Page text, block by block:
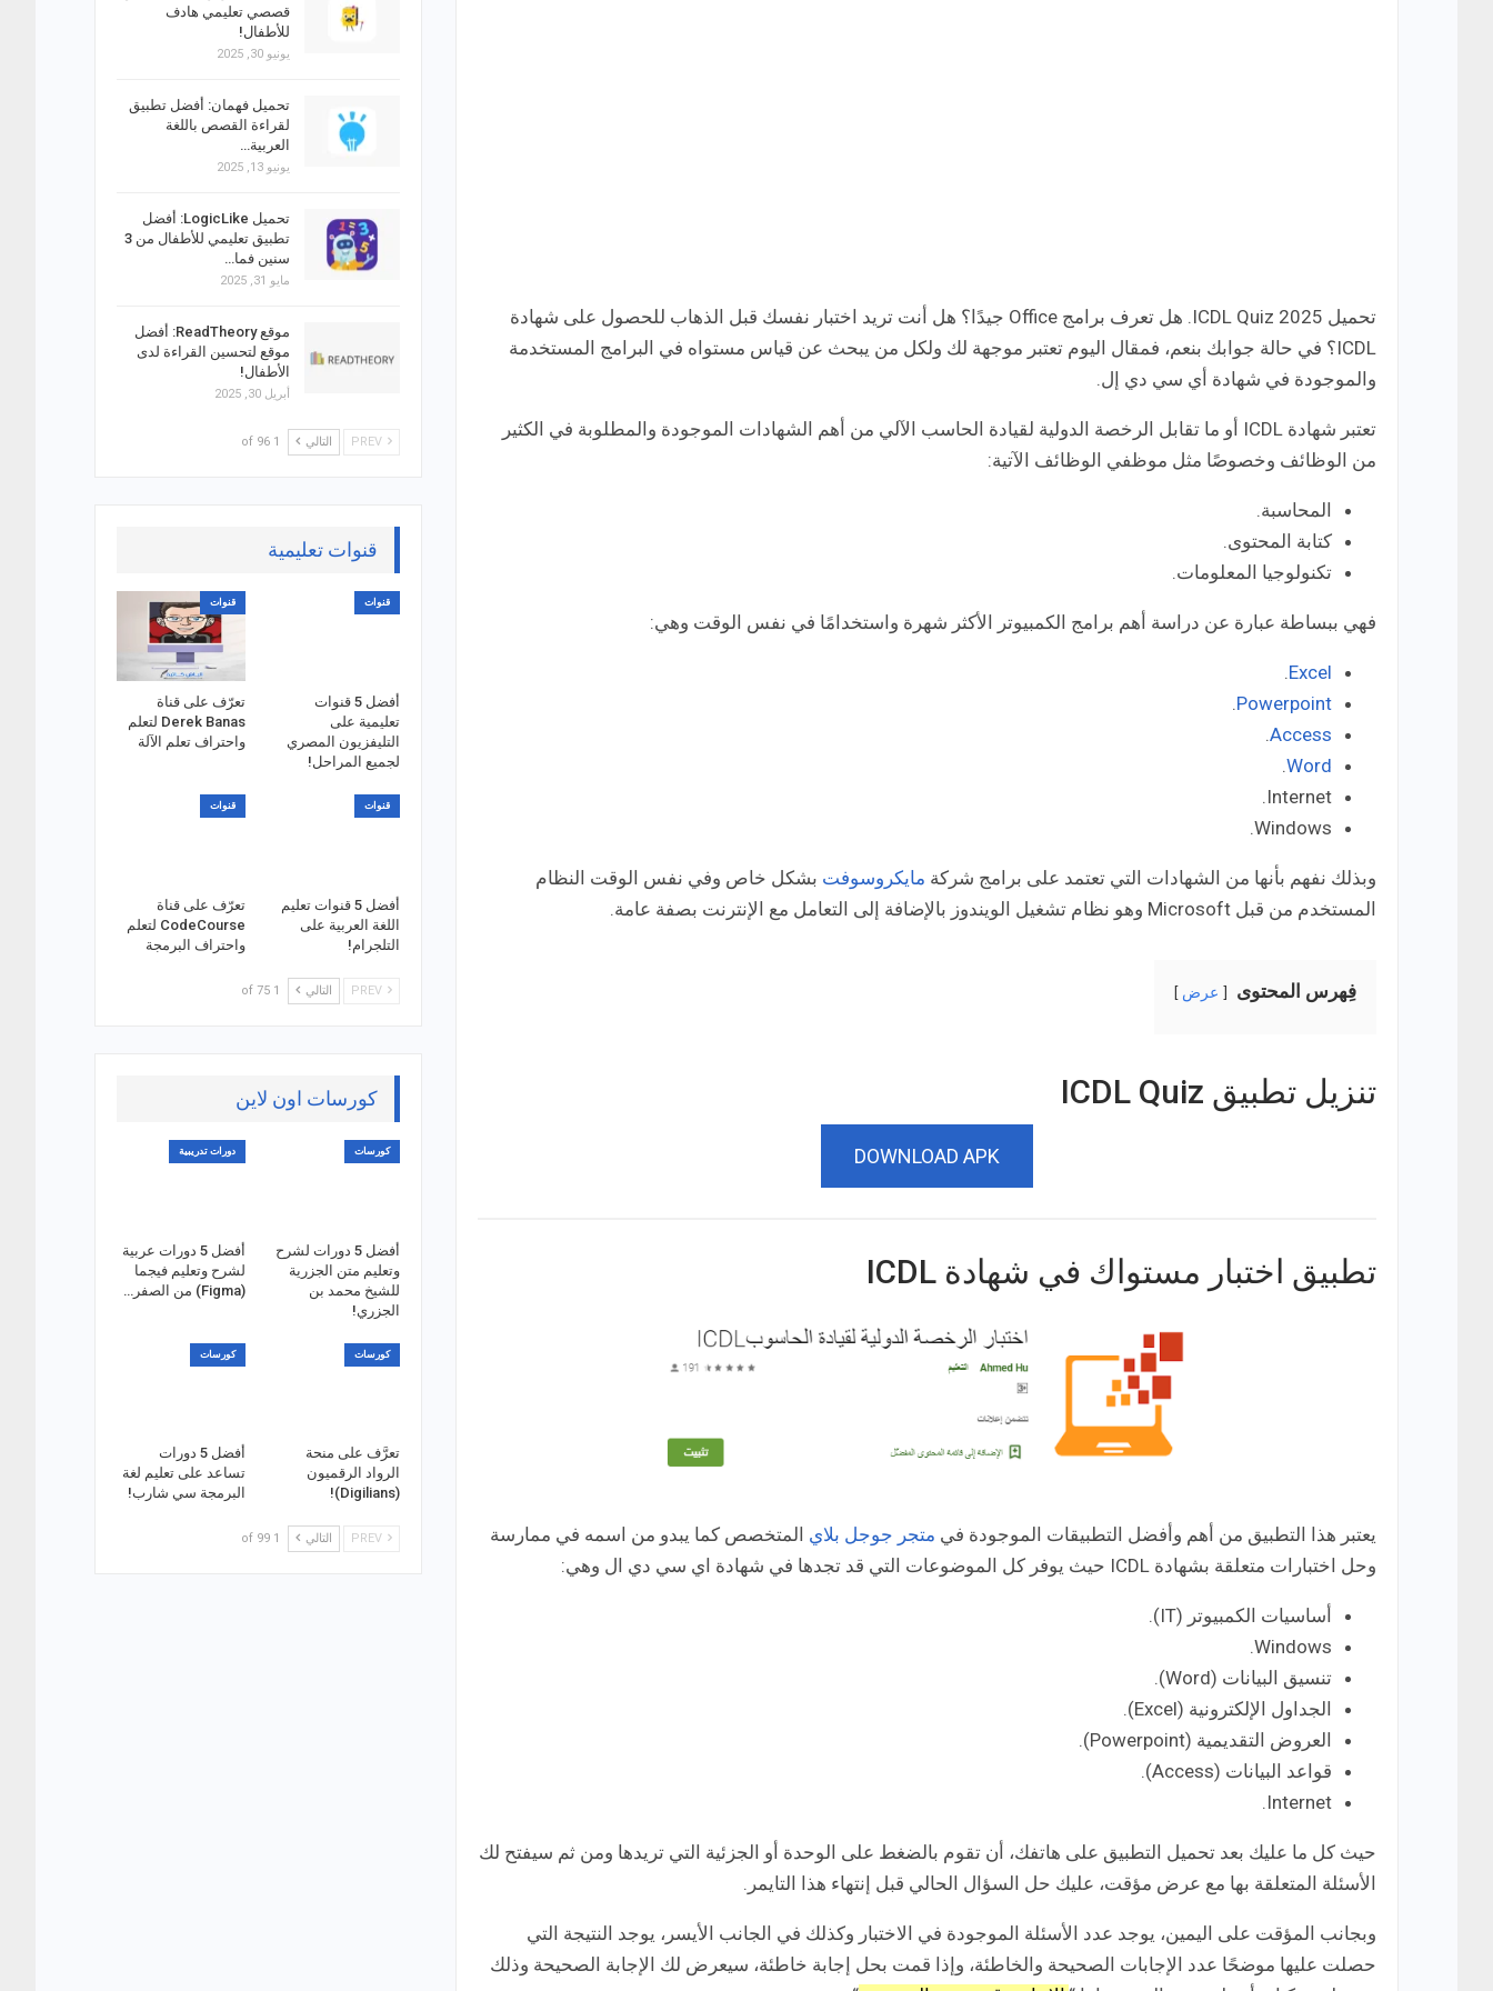
تحميل ICDL Quiz 2025. هل تعرف برامج Office جيدًا؟ هل أنت تريد اختبار نفسك قبل الذهاب للحصول على شهادة
ICDL؟ في حالة جوابك بنعم، فمقال اليوم تعتبر موجهة لك ولكل من يبحث عن قياس مستواه في البرامج المستخدمة
والموجودة في شهادة أي سي دي إل.
تعتبر شهادة ICDL أو ما تقابل الرخصة الدولية لقيادة الحاسب الآلي من أهم الشهادات الموجودة والمطلوبة في الكثير
من الوظائف وخصوصًا مثل موظفي الوظائف الآتية:
المحاسبة.
كتابة المحتوى.
تكنولوجيا المعلومات.
فهي ببساطة عبارة عن دراسة أهم برامج الكمبيوتر الأكثر شهرة واستخدامًا في نفس الوقت وهي:
Excel
.
Powerpoint
.
Access
.
Word
.
Internet.
Windows.
وبذلك نفهم بأنها من الشهادات التي تعتمد على برامج شركة مايكروسوفت بشكل خاص وفي نفس الوقت النظام
المستخدم من قبل Microsoft وهو نظام تشغيل الويندوز بالإضافة إلى التعامل مع الإنترنت بصفة عامة.
فِهرس المحتوى عرض
تنزيل تطبيق ICDL Quiz
DOWNLOAD APK
تطبيق اختبار مستواك في شهادة ICDL
يعتبر هذا التطبيق من أهم وأفضل التطبيقات الموجودة في متجر جوجل بلاي المتخصص كما يبدو من اسمه في ممارسة
وحل اختبارات متعلقة بشهادة ICDL حيث يوفر كل الموضوعات التي قد تجدها في شهادة اي سي دي ال وهي:
أساسيات الكمبيوتر (IT).
Windows.
تنسيق البيانات (Word).
الجداول الإلكترونية (Excel).
العروض التقديمية (Powerpoint).
قواعد البيانات (Access).
Internet.
حيث كل ما عليك بعد تحميل التطبيق على هاتفك، أن تقوم بالضغط على الوحدة أو الجزئية التي تريدها ومن ثم سيفتح لك
الأسئلة المتعلقة بها مع عرض مؤقت، عليك حل السؤال الحالي قبل إنتهاء هذا التايمر.
وبجانب المؤقت على اليمين، يوجد عدد الأسئلة الموجودة في الاختبار وكذلك في الجانب الأيسر، يوجد النتيجة التي
حصلت عليها موضحًا عدد الإجابات الصحيحة والخاطئة، وإذا قمت بحل إجابة خاطئة، سيعرض لك الإجابة الصحيحة وذلك
قصصي تعليمي هادف
للأطفال!
يونيو 30, 2025
تحميل فهمان: أفضل تطبيق
لقراءة القصص باللغة
العربية…
يونيو 13, 2025
تحميل LogicLike: أفضل
تطبيق تعليمي للأطفال من 3
سنين فما…
مايو 31, 2025
موقع ReadTheory: أفضل
موقع لتحسين القراءة لدى
الأطفال!
أبريل 30, 2025
التالي 1 of 96
قنوات تعليمية
قنوات
أفضل 5 قنوات
تعليمية على
التليفزيون المصري
لجميع المراحل!
قنوات
تعرّف على قناة
Derek Banas لتعلم
واحتراف تعلم الآلة
قنوات
أفضل 5 قنوات تعليم
اللغة العربية على
التلجرام!
قنوات
تعرّف على قناة
CodeCourse لتعلم
واحتراف البرمجة
التالي 1 of 75
كورسات اون لاين
كورسات
أفضل 5 دورات لشرح
وتعليم متن الجزرية
للشيخ محمد بن
الجزري!
دورات تدريبية
أفضل 5 دورات عربية
لشرح وتعليم فيجما
(Figma) من الصفر…
كورسات
تعرَّف على منحة
الرواد الرقميون
(Digilians)!
كورسات
أفضل 5 دورات
تساعد على تعليم لغة
البرمجة سي شارب!
التالي 1 of 99